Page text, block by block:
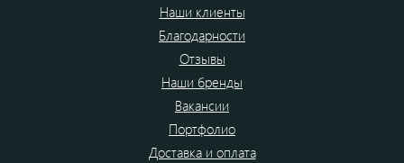
Наши клиенты
Благодарности
Отзывы
Наши бренды
Вакансии
Портфолио
Доставка и оплата